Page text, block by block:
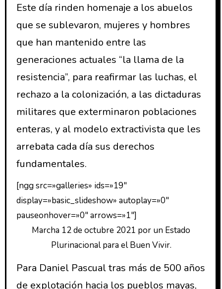
Este día rinden homenaje a los abuelos
que se sublevaron, mujeres y hombres
que han mantenido entre las
generaciones actuales “la llama de la
resistencia”, para reafirmar las luchas, el
rechazo a la colonización, a las dictaduras
militares que exterminaron poblaciones
enteras, y al modelo extractivista que les
arrebata cada día sus derechos
fundamentales.
[ngg src=»galleries» ids=»19″
display=»basic_slideshow» autoplay=»0″
pauseonhover=»0″ arrows=»1″]
Marcha 12 de octubre 2021 por un Estado
Plurinacional para el Buen Vivir.
Para Daniel Pascual tras más de 500 años
de explotación hacia los pueblos mayas,